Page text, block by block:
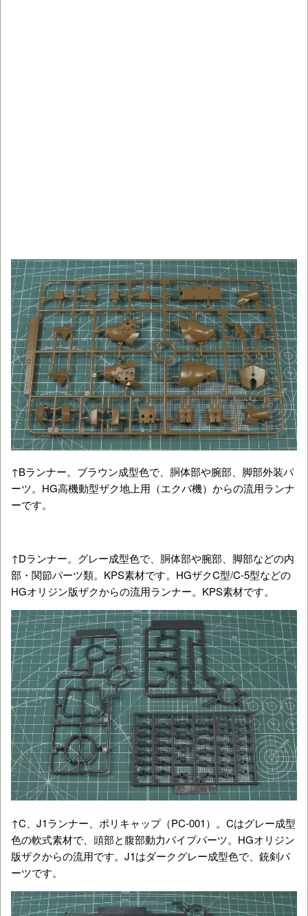
↑Bランナー。ブラウン成型色で、胴体部や腕部、脚部外装パ
ーツ。HG高機動型ザク地上用（エクバ機）からの流用ランナ
ーです。
↑Dランナー。グレー成型色で、胴体部や腕部、脚部などの内
部・関節パーツ類。KPS素材です。HGザクC型/C-5型などの
HGオリジン版ザクからの流用ランナー。KPS素材です。
↑C、J1ランナー、ポリキャップ（PC-001）。Cはグレー成型
色の軟式素材で、頭部と腹部動力パイプパーツ。HGオリジン
版ザクからの流用です。J1はダークグレー成型色で、銃剣パ
ーツです。